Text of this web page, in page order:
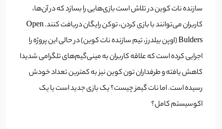
سازنده نات کوین در تلاش است بازی‌هایی را بسازد که در آن‌ها،
کاربران می‌توانند با بازی کردن، توکن رایگان دریافت کنند. Open
Bulders (اوپن بیلدرز، تیم سازنده نات کوین) در حالی این پروژه را
اجرایی کرده است که علاقه کاربران به مینی‌گیم‌های تلگرامی شدیدا
کاهش یافته و طرفداران تون کوین نیز به کمترین تعداد خودش
رسیده است. اما نات گیمز چیست؟ یک بازی جدید است یا یک
اکوسیستم کامل؟